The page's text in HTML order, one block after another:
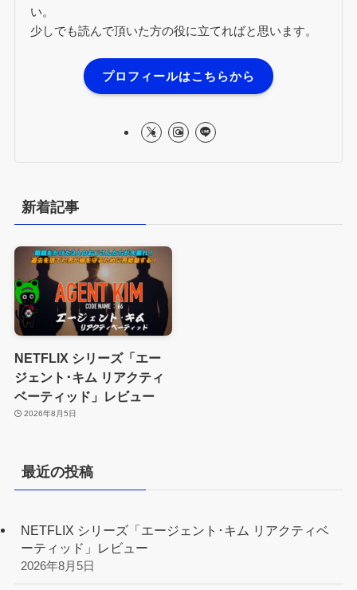
い。
少しでも読んで頂いた方の役に立てればと思います。
プロフィールはこちらから
新着記事
NETFLIX シリーズ「エー
ジェント･キム リアクティ
ベーティッド」レビュー
2026年8月5日
最近の投稿
NETFLIX シリーズ「エージェント･キム リアクティベ
ーティッド」レビュー
2026年8月5日